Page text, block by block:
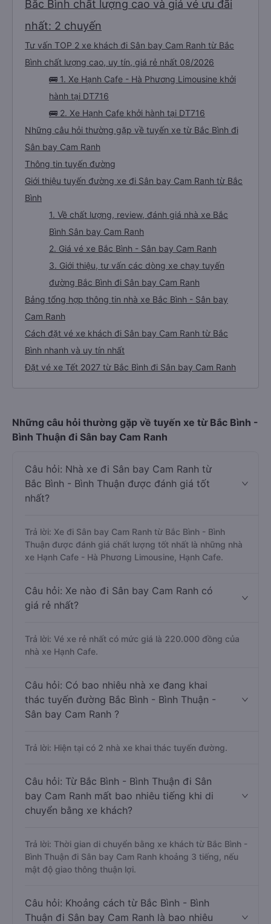
Bắc Bình chất lượng cao và giá vé ưu đãi
nhất: 2 chuyến
Tư vấn TOP 2 xe khách đi Sân bay Cam Ranh từ Bắc
Bình chất lượng cao, uy tín, giá rẻ nhất 08/2026
🚌 1. Xe Hạnh Cafe - Hà Phương Limousine khởi
hành tại DT716
🚌 2. Xe Hạnh Cafe khởi hành tại DT716
Những câu hỏi thường gặp về tuyến xe từ Bắc Bình đi
Sân bay Cam Ranh
Thông tin tuyến đường
Giới thiệu tuyến đường xe đi Sân bay Cam Ranh từ Bắc
Bình
1. Về chất lượng, review, đánh giá nhà xe Bắc
Bình Sân bay Cam Ranh
2. Giá vé xe Bắc Bình - Sân bay Cam Ranh
3. Giới thiệu, tư vấn các dòng xe chạy tuyến
đường Bắc Bình đi Sân bay Cam Ranh
Bảng tổng hợp thông tin nhà xe Bắc Bình - Sân bay
Cam Ranh
Cách đặt vé xe khách đi Sân bay Cam Ranh từ Bắc
Bình nhanh và uy tín nhất
Đặt vé xe Tết 2027 từ Bắc Bình đi Sân bay Cam Ranh
Những câu hỏi thường gặp về tuyến xe từ Bắc Bình -
Bình Thuận đi Sân bay Cam Ranh
Câu hỏi: Nhà xe đi Sân bay Cam Ranh từ
Bắc Bình - Bình Thuận được đánh giá tốt
nhất?
Trả lời: Xe đi Sân bay Cam Ranh từ Bắc Bình - Bình
Thuận được đánh giá chất lượng tốt nhất là những nhà
xe Hạnh Cafe - Hà Phương Limousine, Hạnh Cafe.
Câu hỏi: Xe nào đi Sân bay Cam Ranh có
giá rẻ nhất?
Trả lời: Vé xe rẻ nhất có mức giá là 220.000 đồng của
nhà xe Hạnh Cafe.
Câu hỏi: Có bao nhiêu nhà xe đang khai
thác tuyến đường Bắc Bình - Bình Thuận -
Sân bay Cam Ranh ?
Trả lời: Hiện tại có 2 nhà xe khai thác tuyến đường.
Câu hỏi: Từ Bắc Bình - Bình Thuận đi Sân
bay Cam Ranh mất bao nhiêu tiếng khi di
chuyển bằng xe khách?
Trả lời: Thời gian di chuyển bằng xe khách từ Bắc Bình -
Bình Thuận đi Sân bay Cam Ranh khoảng 3 tiếng, nếu
mật độ giao thông thuận lợi.
Câu hỏi: Khoảng cách từ Bắc Bình - Bình
Thuận đi Sân bay Cam Ranh là bao nhiêu